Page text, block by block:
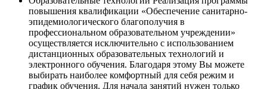
повышения квалификации «Обеспечение санитарно-
эпидемиологического благополучия в
профессиональном образовательном учреждении»
осуществляется исключительно с использованием
дистанционных образовательных технологий и
электронного обучения. Благодаря этому Вы можете
выбирать наиболее комфортный для себя режим и
график обучения. Для начала занятий нужен только